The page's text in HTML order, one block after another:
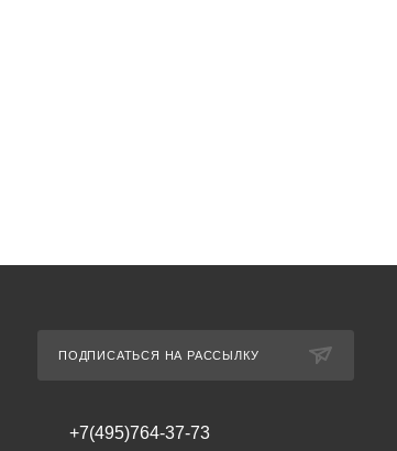
ПОДПИСАТЬСЯ НА РАССЫЛКУ
+7(495)764-37-73